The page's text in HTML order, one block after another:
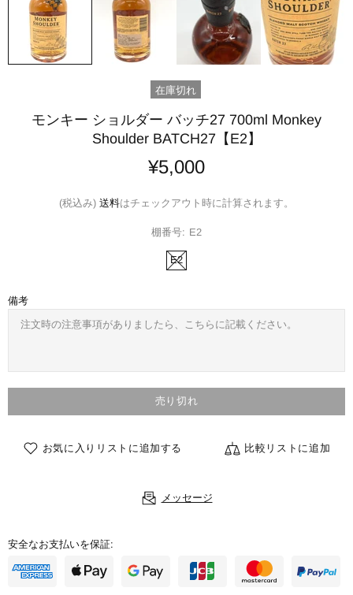
在庫切れ
モンキー ショルダー バッチ27 700ml Monkey
Shoulder BATCH27【E2】
¥5,000
(税込み) 送料はチェックアウト時に計算されます。
棚番号: E2
E2
備考
売り切れ
お気に入りリストに追加する 比較リストに追加
メッセージ
安全なお支払いを保証: